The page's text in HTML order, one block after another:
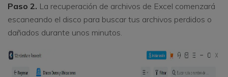
Paso 2. La recuperación de archivos de Excel comenzará
escaneando el disco para buscar tus archivos perdidos o
dañados durante unos minutos.